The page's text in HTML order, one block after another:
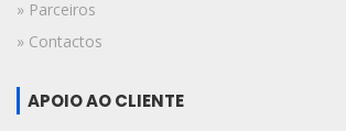
» Parceiros
» Contactos
APOIO AO CLIENTE